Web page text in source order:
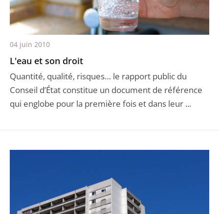
L'eau et son droit
Quantité, qualité, risques… le rapport public du
Conseil d’État constitue un document de référence
qui englobe pour la première fois et dans leur ...
04 juin 2010